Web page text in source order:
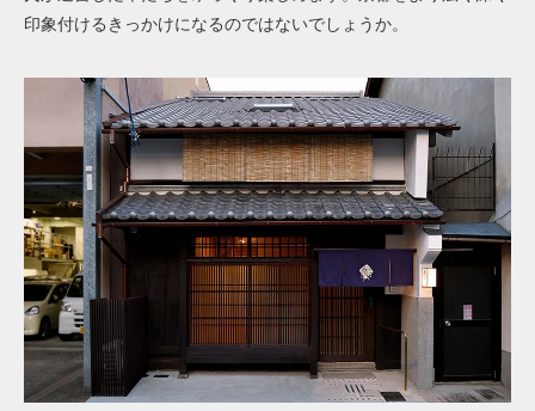
印象付けるきっかけになるのではないでしょうか。